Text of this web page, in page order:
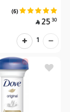
(6)
30
25

1